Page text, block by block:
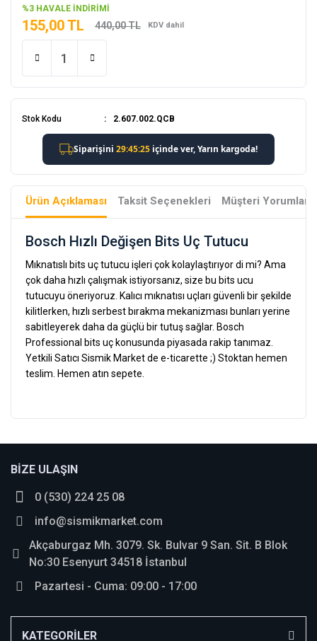
Stok Kodu 2.607.002.QCB
%3 HAVALE İNDİRİMİ
155,00 TL 440,00 TL KDV dahil
Ürün Açıklaması Taksit Seçenekleri Müşteri Yorumları
Bosch Hızlı Değişen Bits Uç Tutucu
Mıknatıslı bits uç tutucu işleri çok kolaylaştırıyor di mi? Ama
çok daha hızlı çalışmak istiyorsanız, size bu bits ucu
tutucuyu öneriyoruz. Kalıcı mıknatısı uçları güvenli bir şekilde
kilitlerken, hızlı serbest bırakma mekanizması bunları yerine
sabitleyerek daha da güçlü bir tutuş sağlar. Bosch
Professional bits uç konusunda piyasada rakip tanımaz.
Yetkili Satıcı Sismik Market de e-ticarette ;) Stoktan hemen
teslim. Hemen atın sepete.
BİZE ULAŞIN
0 (530) 224 25 08
info@sismikmarket.com
Akçaburgaz Mh. 3079. Sk. Bulvar 9 San. Sit. B Blok
No:30 Esenyurt 34518 İstanbul
Pazartesi - Cuma: 09:00 - 17:00
KATEGORİLER